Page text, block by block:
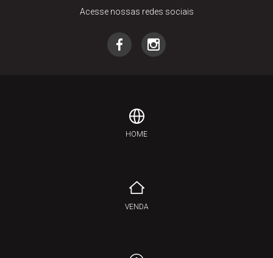
Acesse nossas redes sociais
HOME
VENDA